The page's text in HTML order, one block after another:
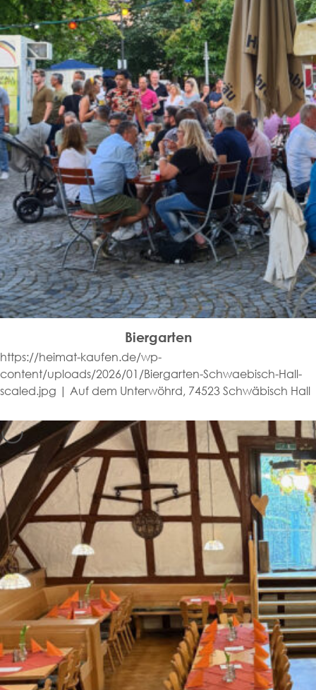
Biergarten
https://heimat-kaufen.de/wp-
content/uploads/2026/01/Biergarten-Schwaebisch-Hall-
scaled.jpg | Auf dem Unterwöhrd, 74523 Schwäbisch Hall